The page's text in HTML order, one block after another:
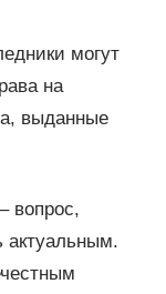
могут
на
выданные
вопрос,
актуальным.